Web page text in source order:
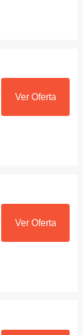
Ver Oferta
Ver Oferta